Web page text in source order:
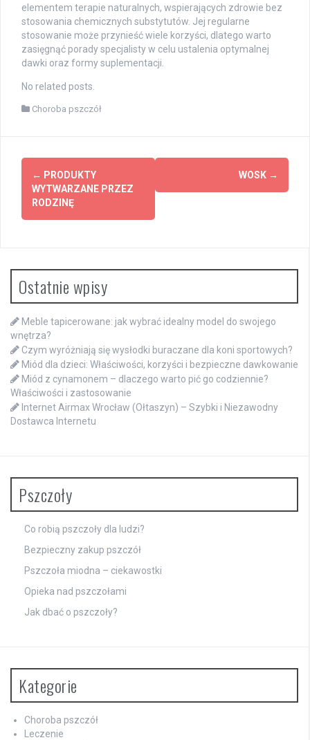
elementem terapie naturalnych, wspierających zdrowie bez
stosowania chemicznych substytutów. Jej regularne
stosowanie może przynieść wiele korzyści, dlatego warto
zasięgnąć porady specjalisty w celu ustalenia optymalnej
dawki oraz formy suplementacji.
No related posts.
Choroba pszczół
Post
navigation
← PRODUKTY
WYTWARZANE PRZEZ
RODZINĘ
WOSK →
Ostatnie wpisy
Meble tapicerowane: jak wybrać idealny model do swojego
wnętrza?
Czym wyróżniają się wysłodki buraczane dla koni sportowych?
Miód dla dzieci: Właściwości, korzyści i bezpieczne dawkowanie
Miód z cynamonem – dlaczego warto pić go codziennie?
Właściwości i zastosowanie
Internet Airmax Wrocław (Ołtaszyn) – Szybki i Niezawodny
Dostawca Internetu
Pszczoły
Co robią pszczoły dla ludzi?
Bezpieczny zakup pszczół
Pszczoła miodna – ciekawostki
Opieka nad pszczołami
Jak dbać o pszczoły?
Kategorie
Choroba pszczół
Leczenie